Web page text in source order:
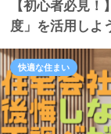
【初心者必見
度」を活用しよ
快適な住まい